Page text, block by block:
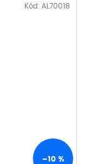
–10 %
Kód: AL70018